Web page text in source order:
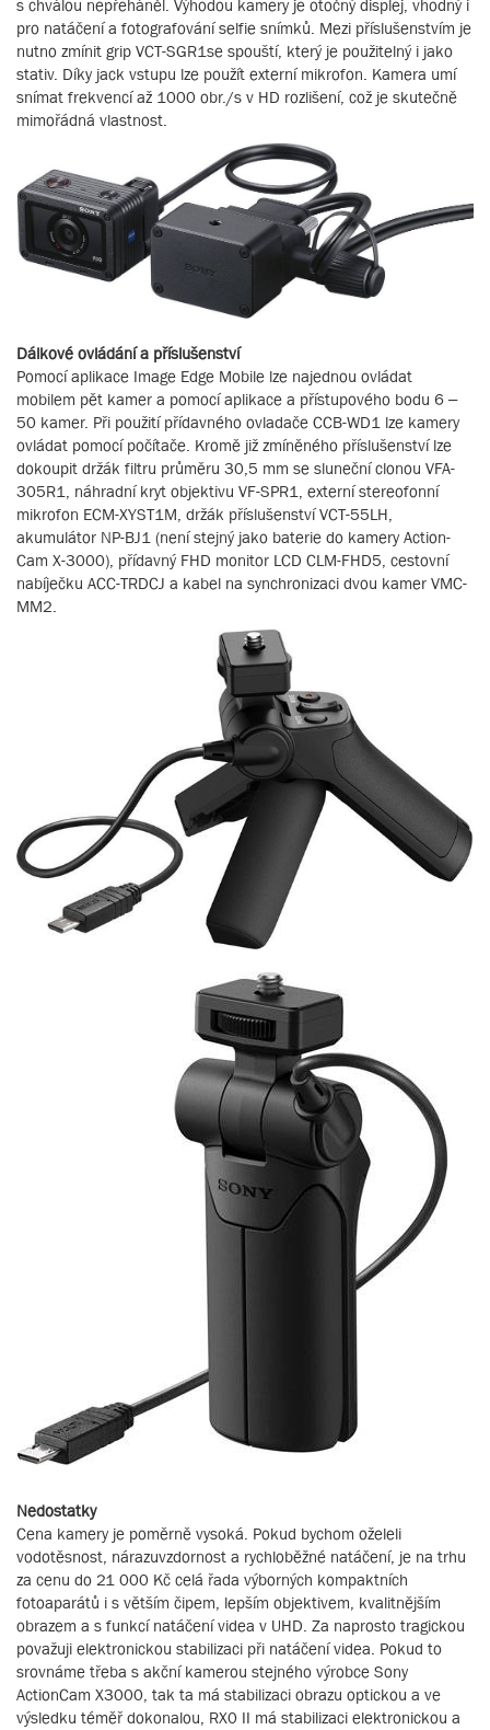
s chválou nepřeháněl. Výhodou kamery je otočný displej, vhodný i
pro natáčení a fotografování selfie snímků. Mezi příslušenstvím je
nutno zmínit grip VCT-SGR1se spouští, který je použitelný i jako
stativ. Díky jack vstupu lze použít externí mikrofon. Kamera umí
snímat frekvencí až 1000 obr./s v HD rozlišení, což je skutečně
mimořádná vlastnost.
Dálkové ovládání a příslušenství
Pomocí aplikace Image Edge Mobile lze najednou ovládat
mobilem pět kamer a pomocí aplikace a přístupového bodu 6 –
50 kamer. Při použití přídavného ovladače CCB-WD1 lze kamery
ovládat pomocí počítače. Kromě již zmíněného příslušenství lze
dokoupit držák filtru průměru 30,5 mm se sluneční clonou VFA-
305R1, náhradní kryt objektivu VF-SPR1, externí stereofonní
mikrofon ECM-XYST1M, držák příslušenství VCT-55LH,
akumulátor NP-BJ1 (není stejný jako baterie do kamery Action-
Cam X-3000), přídavný FHD monitor LCD CLM-FHD5, cestovní
nabíječku ACC-TRDCJ a kabel na synchronizaci dvou kamer VMC-
MM2.
Nedostatky
Cena kamery je poměrně vysoká. Pokud bychom oželeli
vodotěsnost, nárazuvzdornost a rychloběžné natáčení, je na trhu
za cenu do 21 000 Kč celá řada výborných kompaktních
fotoaparátů i s větším čipem, lepším objektivem, kvalitnějším
obrazem a s funkcí natáčení videa v UHD. Za naprosto tragickou
považuji elektronickou stabilizaci při natáčení videa. Pokud to
srovnáme třeba s akční kamerou stejného výrobce Sony
ActionCam X3000, tak ta má stabilizaci obrazu optickou a ve
výsledku téměř dokonalou, RX0 II má stabilizaci elektronickou a